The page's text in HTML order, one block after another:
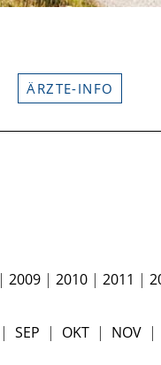
ÄRZTE-INFO
|2009 |2010 |2011 |
|SEP | OKT | NOV |